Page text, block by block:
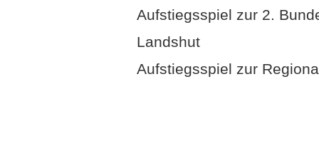
Aufstiegsspiel zur 2.
Landshut
Aufstiegsspiel zur